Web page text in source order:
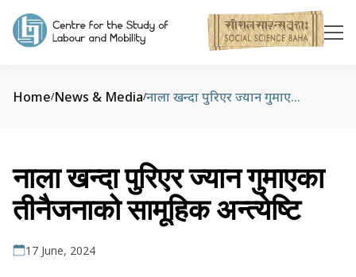
Home/News & Media/ नाला खन्दा पुरिएर ज्यान गुमाएका तीनैजनाको सामूहिक अन्त्येष्टि
नाला खन्दा पुरिएर ज्यान गुमाएका
तीनैजनाको सामूहिक अन्त्येष्टि
17 June, 2024